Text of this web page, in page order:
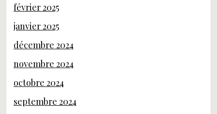
février 2025
janvier 2025
décembre 2024
novembre 2024
octobre 2024
septembre 2024